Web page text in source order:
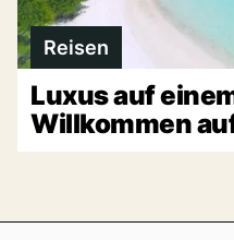
Reisen
Luxus auf
Willkommen